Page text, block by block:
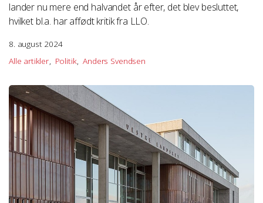
lander nu mere end halvandet år efter, det blev besluttet,
hvilket bl.a. har affødt kritik fra LLO.
8. august 2024
Alle artikler
Politik Anders Svendsen